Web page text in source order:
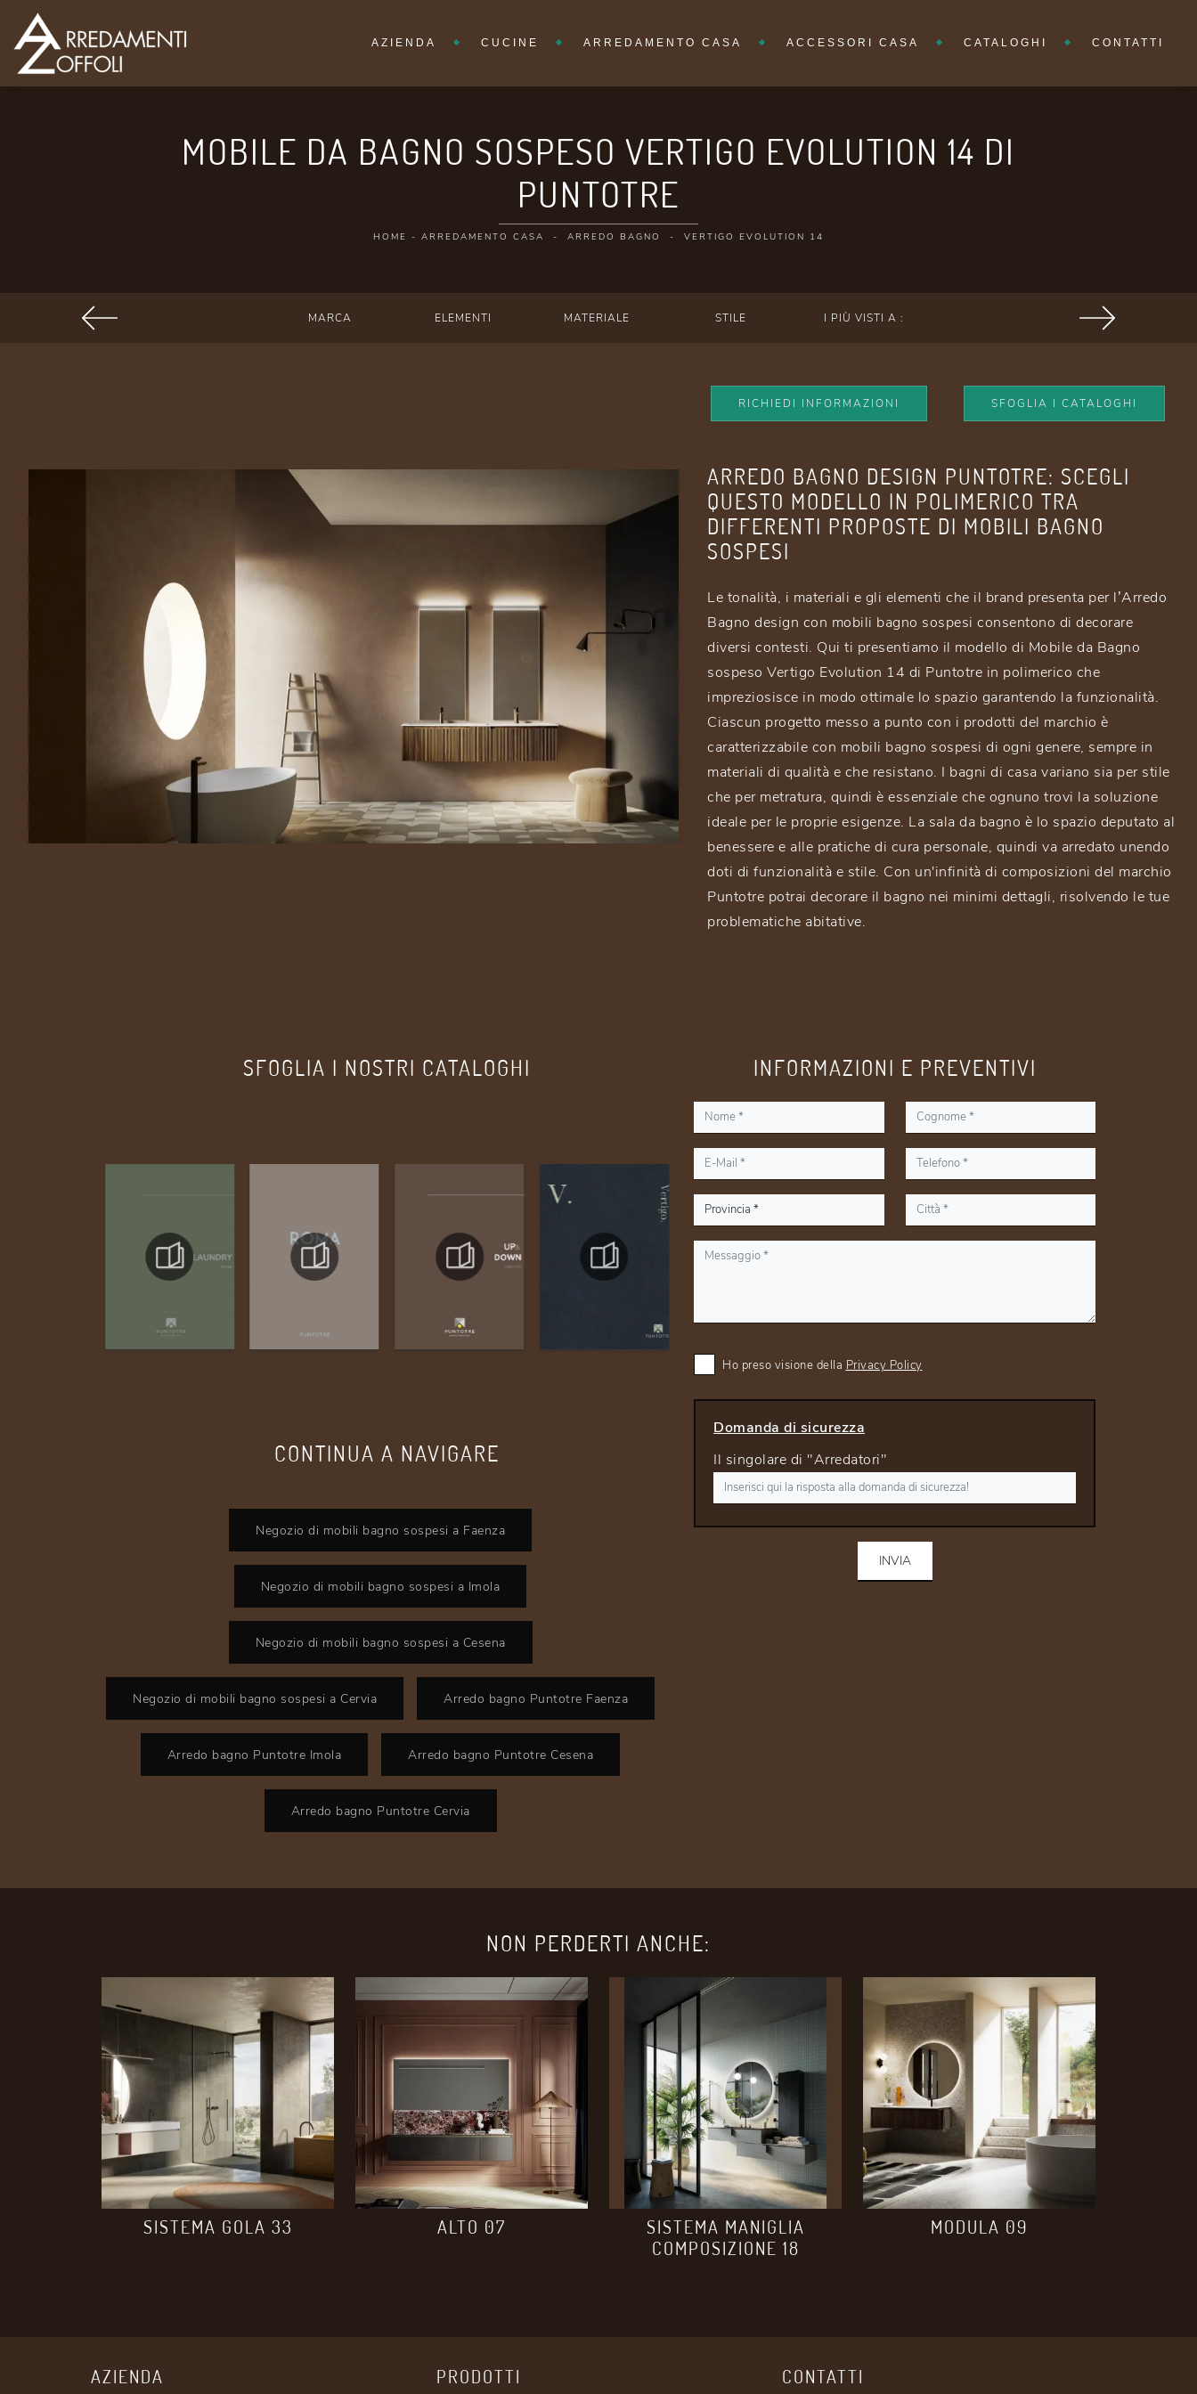
AZIENDA CUCINE ARREDAMENTO CASA ACCESSORI CASA CATALOGHI CONTATTI
MOBILE DA BAGNO SOSPESO VERTIGO EVOLUTION 14 DI
PUNTOTRE
HOME - ARREDAMENTO CASA - ARREDO BAGNO - VERTIGO EVOLUTION 14
MARCA ELEMENTI MATERIALE STILE I PIÙ VISTI A :
RICHIEDI INFORMAZIONI SFOGLIA I CATALOGHI
ARREDO BAGNO DESIGN PUNTOTRE: SCEGLI
QUESTO MODELLO IN POLIMERICO TRA
DIFFERENTI PROPOSTE DI MOBILI BAGNO
SOSPESI
Le tonalità, i materiali e gli elementi che il brand presenta per l’Arredo
Bagno design con mobili bagno sospesi consentono di decorare
diversi contesti. Qui ti presentiamo il modello di Mobile da Bagno
sospeso Vertigo Evolution 14 di Puntotre in polimerico che
impreziosisce in modo ottimale lo spazio garantendo la funzionalità.
Ciascun progetto messo a punto con i prodotti del marchio è
caratterizzabile con mobili bagno sospesi di ogni genere, sempre in
materiali di qualità e che resistano. I bagni di casa variano sia per stile
che per metratura, quindi è essenziale che ognuno trovi la soluzione
ideale per le proprie esigenze. La sala da bagno è lo spazio deputato al
benessere e alle pratiche di cura personale, quindi va arredato unendo
doti di funzionalità e stile. Con un'infinità di composizioni del marchio
Puntotre potrai decorare il bagno nei minimi dettagli, risolvendo le tue
problematiche abitative.
SFOGLIA I NOSTRI CATALOGHI
CONTINUA A NAVIGARE
Negozio di mobili bagno sospesi a Faenza
Negozio di mobili bagno sospesi a Imola
Negozio di mobili bagno sospesi a Cesena
Negozio di mobili bagno sospesi a Cervia Arredo bagno Puntotre Faenza
Arredo bagno Puntotre Imola Arredo bagno Puntotre Cesena
Arredo bagno Puntotre Cervia
INFORMAZIONI E PREVENTIVI
Ho preso visione della Privacy Policy
Domanda di sicurezza
Il singolare di "Arredatori"
INVIA
NON PERDERTI ANCHE:
SISTEMA GOLA 33 ALTO 07
SISTEMA MANIGLIA
COMPOSIZIONE 18
MODULA 09
AZIENDA PRODOTTI CONTATTI